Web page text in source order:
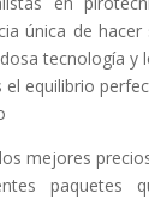
única de hacer
tecnología y
equilibrio
mejores
paquetes